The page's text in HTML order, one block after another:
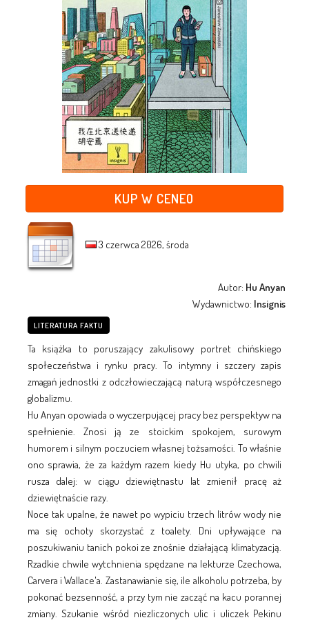
KUP W CENEO
3 czerwca 2026, środa
Autor: Hu Anyan
Wydawnictwo: Insignis
LITERATURA FAKTU
Ta książka to poruszający zakulisowy portret chińskiego
społeczeństwa i rynku pracy. To intymny i szczery zapis
zmagań jednostki z odczłowieczającą naturą współczesnego
globalizmu.
Hu Anyan opowiada o wyczerpującej pracy bez perspektyw na
spełnienie. Znosi ją ze stoickim spokojem, surowym
humorem i silnym poczuciem własnej tożsamości. To właśnie
ono sprawia, że za każdym razem kiedy Hu utyka, po chwili
rusza dalej: w ciągu dziewiętnastu lat zmienił pracę aż
dziewiętnaście razy.
Noce tak upalne, że nawet po wypiciu trzech litrów wody nie
ma się ochoty skorzystać z toalety. Dni upływające na
poszukiwaniu tanich pokoi ze znośnie działającą klimatyzacją.
Rzadkie chwile wytchnienia spędzane na lekturze Czechowa,
Carvera i Wallace'a. Zastanawianie się, ile alkoholu potrzeba, by
pokonać bezsenność, a przy tym nie zacząć na kacu porannej
zmiany. Szukanie wśród niezliczonych ulic i uliczek Pekinu